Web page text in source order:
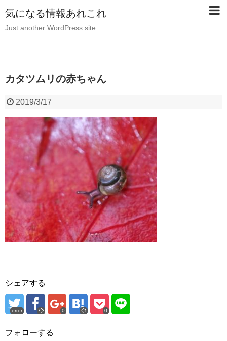
気になる情報あれこれ
Just another WordPress site
カタツムリの赤ちゃん
2019/3/17
シェアする
error 0 0
フォローする